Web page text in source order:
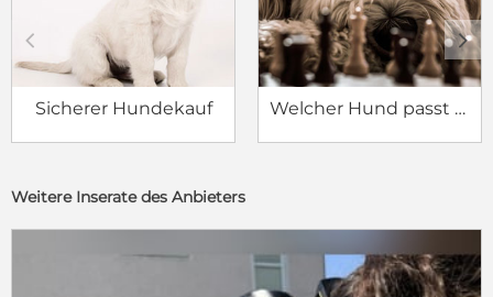
Sicherer Hundekauf Welcher Hund passt zu mir?
c d
Weitere Inserate des Anbieters